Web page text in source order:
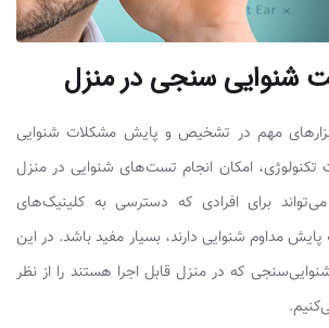
شنوایی سنجی در منزل
مهم در تشخیص و پایش مشکلات شنوایی
تکنولوژی، امکان انجام تست‌های شنوایی در منزل
برای افرادی که دسترسی به کلینیک‌های
پایش مداوم شنوایی دارند، بسیار مفید باشد. در این
که در منزل قابل اجرا هستند را از نظر